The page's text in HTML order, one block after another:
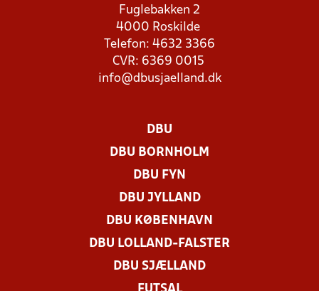
Fuglebakken 2
4000 Roskilde
Telefon: 4632 3366
CVR: 6369 0015
info@dbusjaelland.dk
DBU
DBU BORNHOLM
DBU FYN
DBU JYLLAND
DBU KØBENHAVN
DBU LOLLAND-FALSTER
DBU SJÆLLAND